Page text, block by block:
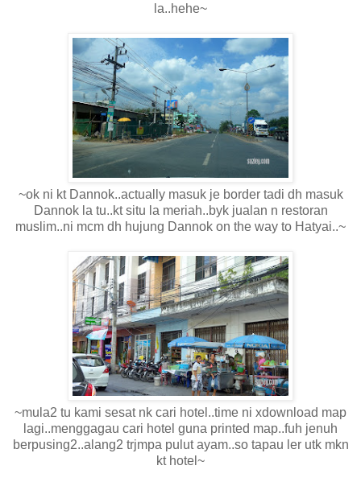
la..hehe~
~ok ni kt Dannok..actually masuk je border tadi dh masuk
Dannok la tu..kt situ la meriah..byk jualan n restoran
muslim..ni mcm dh hujung Dannok on the way to Hatyai..~
~mula2 tu kami sesat nk cari hotel..time ni xdownload map
lagi..menggagau cari hotel guna printed map..fuh jenuh
berpusing2..alang2 trjmpa pulut ayam..so tapau ler utk mkn
kt hotel~